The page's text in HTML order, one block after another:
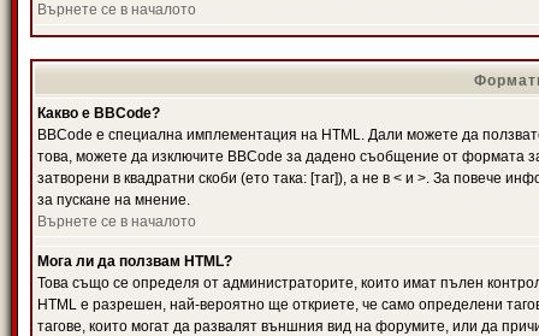
Върнете се в началото
Какво е BBCode?
BBCode е специална имплементация на HTML. Дали можете да
това, можете да изключите BBCode за дадено съобщение от формата
затворени в квадратни скоби (ето така: [таг]), а не в < и >. За повече
за пускане на мнение.
Върнете се в началото
Мога ли да ползвам HTML?
Това също се определя от администраторите, които имат пълен
HTML е разрешен, най-вероятно ще откриете, че само определени
тагове, които могат да развалят външния вид на форумите, или да